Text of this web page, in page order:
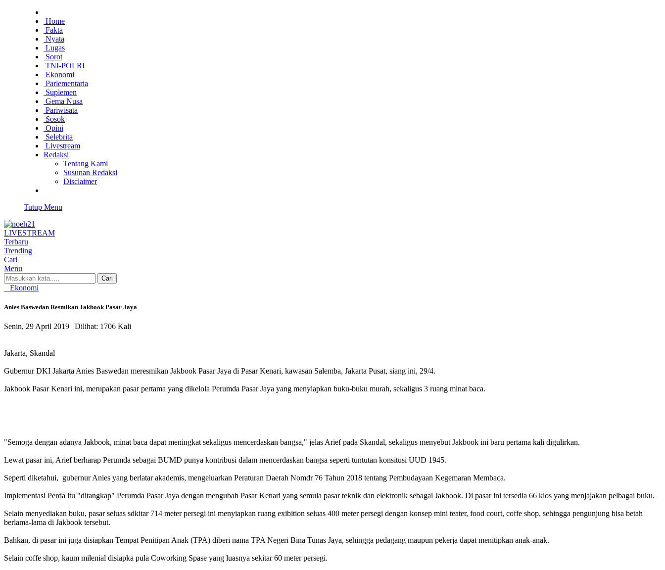
Home
Fakta
Nyata
Lugas
Sorot
TNI-POLRI
Ekonomi
Parlementaria
Suplemen
Gema Nusa
Pariwisata
Sosok
Opini
Selebrita
Livestream
Redaksi
Tentang Kami
Susunan Redaksi
Disclaimer
Tutup Menu
LIVESTREAM
Terbaru
Trending
Cari
Menu
Cari
Ekonomi
Anies Baswedan Resmikan Jakbook Pasar Jaya
Senin, 29 April 2019 | Dilihat: 1706 Kali
Jakarta, Skandal
Gubernur DKI Jakarta Anies Baswedan meresmikan Jakbook Pasar Jaya di Pasar Kenari, kawasan Salemba, Jakarta Pusat, siang ini, 29/4.
Jakbook Pasar Kenari ini, merupakan pasar pertama yang dikelola Perumda Pasar Jaya yang menyiapkan buku-buku murah, sekaligus 3 ruang minat baca.
"Semoga dengan adanya Jakbook, minat baca dapat meningkat sekaligus mencerdaskan bangsa," jelas Arief pada Skandal, sekaligus menyebut Jakbook ini baru pertama kali digulirkan.
Lewat pasar ini, Arief berharap Perumda sebagai BUMD punya kontribusi dalam mencerdaskan bangsa seperti tuntutan konsitusi UUD 1945.
Seperti diketahui, gubernur Anies yang berlatar akademis, mengeluarkan Peraturan Daerah Nomdr 76 Tahun 2018 tentang Pembudayaan Kegemaran Membaca.
Implementasi Perda itu "ditangkap" Perumda Pasar Jaya dengan mengubah Pasar Kenari yang semula pasar teknik dan elektronik sebagai Jakbook. Di pasar ini tersedia 66 kios yang menjajakan pelbagai buku.
Selain menyediakan buku, pasar seluas sdkitar 714 meter persegi ini menyiapkan ruang exibition seluas 400 meter persegi dengan konsep mini teater, food court, coffe shop, sehingga pengunjung bisa betah
berlama-lama di Jakbook tersebut.
Bahkan, di pasar ini juga disiapkan Tempat Penitipan Anak (TPA) diberi nama TPA Negeri Bina Tunas Jaya, sehingga pedagang maupun pekerja dapat menitipkan anak-anak.
Selain coffe shop, kaum milenial disiapka pula Coworking Spase yang luasnya sekitar 60 meter persegi.